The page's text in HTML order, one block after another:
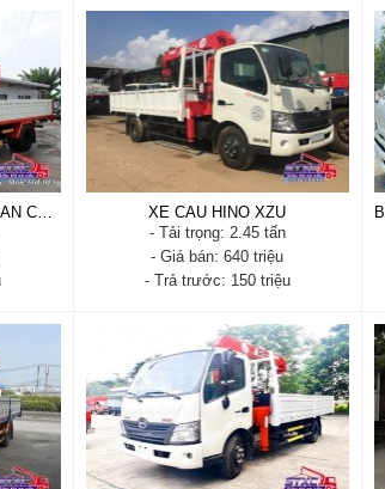
GẮN CẦN CẨU UNIC URV340
- Xuất xứ: Nhật Bản
- Tình trạng: mới 100% - Cabin
satxi
- Năm sản xuất: 2020 - 2021
- Tải trọng: 2 tấn
- Trả trước: 200 triệu
Xem chi tiết
XE CẨU HINO XZU
- Tải trọng: 2.45 tấn
- Giá bán: 640 triệu
- Trả trước: 150 triệu
- Xuất xứ: Nhật Bản
- Tình trạng: mới 100% - Cabin
satxi
- Năm sản xuất: 2020 - 2021
- Tải trọng: 2.45 tấn
- Trả trước: 150 triệu
Xem chi tiết Đặt hàng